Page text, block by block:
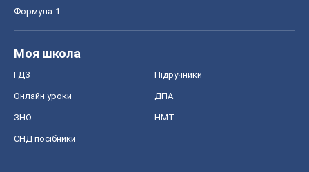
Формула-1
Моя школа
ГДЗ Підручники
Онлайн уроки ДПА
ЗНО НМТ
СНД посібники